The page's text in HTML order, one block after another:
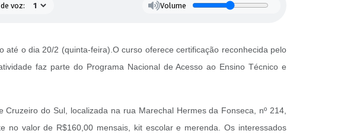
voz: Volume
o dia 20/2 (quinta-feira).O curso oferece certificação reconhecida pelo
faz parte do Programa Nacional de Acesso ao Ensino Técnico e
do Sul, localizada na rua Marechal Hermes da Fonseca, nº 214,
no valor de R$160,00 mensais, kit escolar e merenda. Os interessados